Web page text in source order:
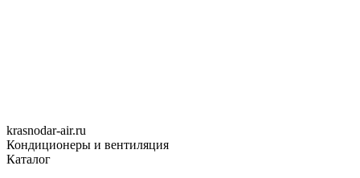
krasnodar-air.ru
Кондиционеры и вентиляция
Каталог